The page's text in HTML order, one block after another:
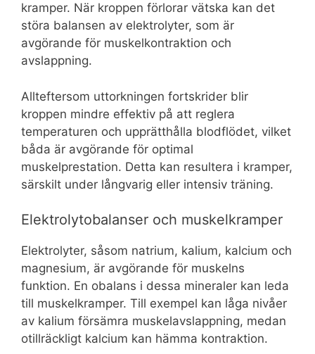
kramper. När kroppen förlorar vätska kan det
störa balansen av elektrolyter, som är
avgörande för muskelkontraktion och
avslappning.
Allteftersom uttorkningen fortskrider blir
kroppen mindre effektiv på att reglera
temperaturen och upprätthålla blodflödet, vilket
båda är avgörande för optimal
muskelprestation. Detta kan resultera i kramper,
särskilt under långvarig eller intensiv träning.
Elektrolytobalanser och muskelkramper
Elektrolyter, såsom natrium, kalium, kalcium och
magnesium, är avgörande för muskelns
funktion. En obalans i dessa mineraler kan leda
till muskelkramper. Till exempel kan låga nivåer
av kalium försämra muskelavslappning, medan
otillräckligt kalcium kan hämma kontraktion.